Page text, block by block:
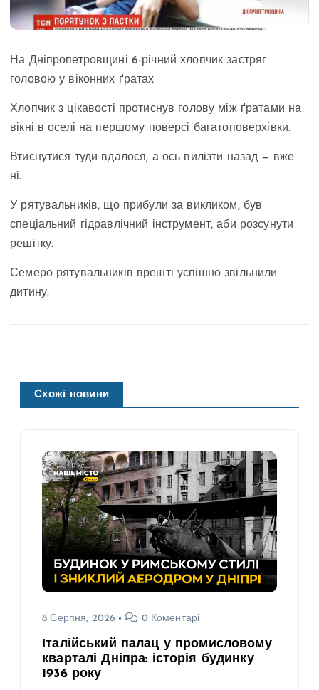
На Дніпропетровщині 6-річний хлопчик застряг
головою у віконних ґратах
Хлопчик з цікавості протиснув голову між ґратами на
вікні в оселі на першому поверсі багатоповерхівки.
Втиснутися туди вдалося, а ось вилізти назад — вже
ні.
У рятувальників, що прибули за викликом, був
спеціальний гідравлічний інструмент, аби розсунути
решітку.
Семеро рятувальників врешті успішно звільнили
дитину.
Схожі новини
8 Серпня, 2026 0 Коментарі
Італійський палац у промисловому
кварталі Дніпра: історія будинку
1936 року